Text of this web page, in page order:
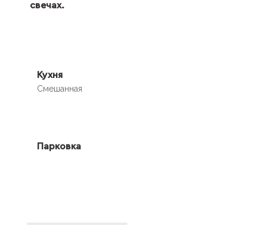
свечах.
Кухня
Смешанная
Парковка